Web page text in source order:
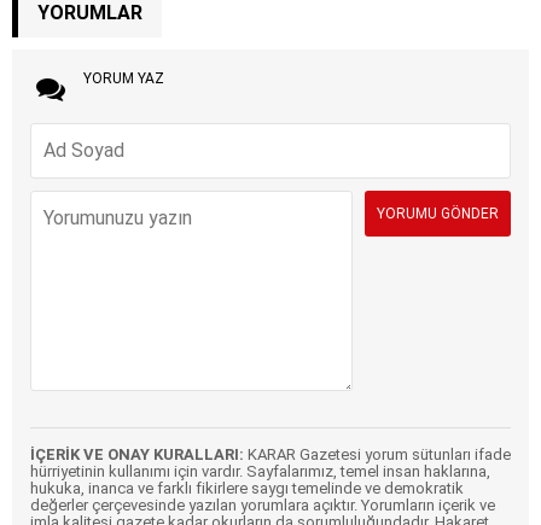
YORUMLAR
YORUM YAZ
İÇERİK VE ONAY KURALLARI: KARAR Gazetesi yorum sütunları ifade
hürriyetinin kullanımı için vardır. Sayfalarımız, temel insan haklarına,
hukuka, inanca ve farklı fikirlere saygı temelinde ve demokratik
değerler çerçevesinde yazılan yorumlara açıktır. Yorumların içerik ve